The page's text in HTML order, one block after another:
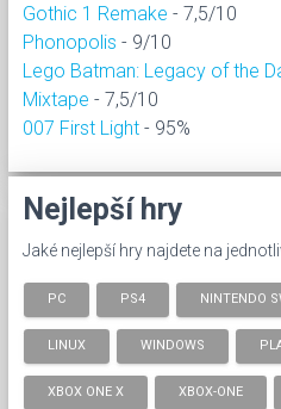
Gothic 1 Remake - 7,5/10
Phonopolis - 9/10
Lego Batman: Legacy of the
Mixtape - 7,5/10
007 First Light - 95%
Nejlepší hry
Jaké nejlepší hry najdete na
PC PS4 NINTENDO
LINUX WINDOWS
XBOX ONE X XBOX-ONE